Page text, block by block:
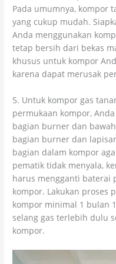
Pada umumnya, kompor
yang cukup mudah.
Anda menggunakan
tetap bersih dari bekas
khusus untuk kompor
karena dapat merusak
5. Untuk kompor gas
permukaan kompor,
bagian burner dan
bagian burner dan
bagian dalam kompor
pematik tidak menyala,
harus mengganti baterai
kompor. Lakukan proses
kompor minimal 1 bulan
selang gas terlebih dulu
kompor.